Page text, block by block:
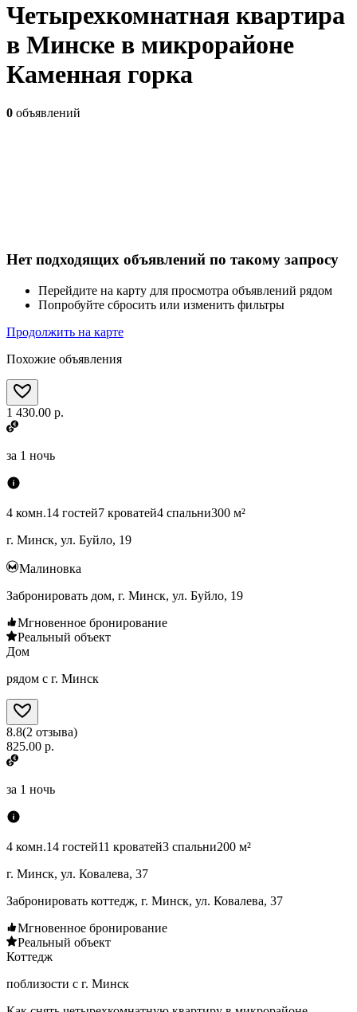
Четырехкомнатная квартира
в Минске в микрорайоне
Каменная горка
0 объявлений
Нет подходящих объявлений по такому запросу
Перейдите на карту для просмотра объявлений рядом
Попробуйте сбросить или изменить фильтры
Продолжить на карте
Похожие объявления
1 430.00 р.
за 1 ночь
4 комн.14 гостей7 кроватей4 спальни300 м²
г. Минск, ул. Буйло, 19
Малиновка
Забронировать дом, г. Минск, ул. Буйло, 19
Мгновенное бронирование
Реальный объект
Дом
рядом с г. Минск
8.8(2 отзыва)
825.00 р.
за 1 ночь
4 комн.14 гостей11 кроватей3 спальни200 м²
г. Минск, ул. Ковалева, 37
Забронировать коттедж, г. Минск, ул. Ковалева, 37
Мгновенное бронирование
Реальный объект
Коттедж
поблизости с г. Минск